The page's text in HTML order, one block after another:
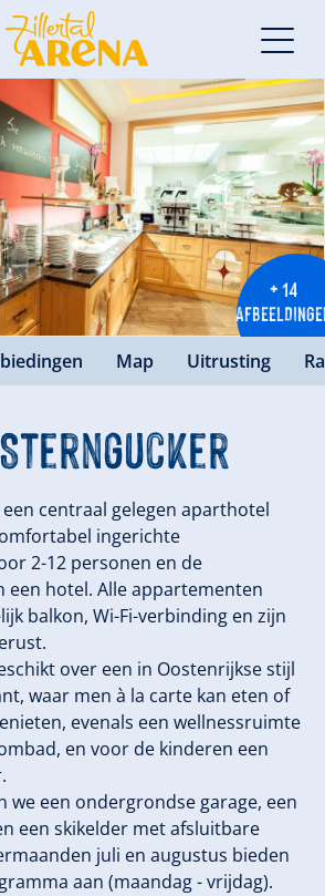
+ 14
Map Uitrusting
centraal gelegen aparthotel
ingerichte
2-12 personen en de
een hotel. Alle appartementen
balkon, Wi-Fi-verbinding en zijn
over een in Oostenrijkse stijl
waar men à la carte kan eten of
evenals een wellnessruimte
en voor de kinderen een
we een ondergrondse garage, een
een skikelder met afsluitbare
juli en augustus bieden
aan (maandag - vrijdag).